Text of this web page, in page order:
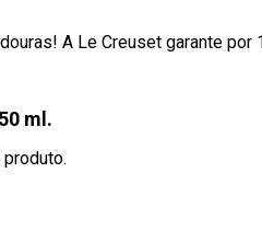
A Le Creuset garante por
ml.